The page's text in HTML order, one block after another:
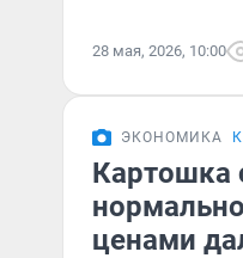
28 мая, 2026, 10:00
ЭКОНОМИКА
Картошка
ценами